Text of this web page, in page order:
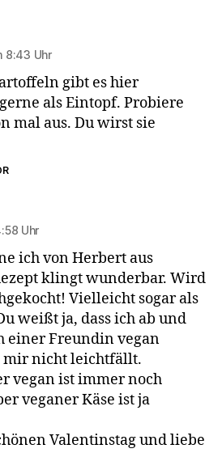
8:43 Uhr
gibt es hier
als Eintopf. Probiere
mal aus. Du wirst sie
Uhr
ich von Herbert aus
klingt wunderbar. Wird
Vielleicht sogar als
weißt ja, dass ich ab und
einer Freundin vegan
mir nicht leichtfällt.
vegan ist immer noch
veganer Käse ist ja
Valentinstag und liebe